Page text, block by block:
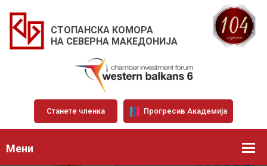
СТОПАНСКА КОМОРА
НА СЕВЕРНА МАКЕДОНИЈА
Станете членка Прогресив Академија
Мени